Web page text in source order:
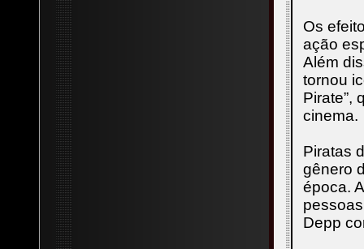
Os
ação
Além
tornou
Pirate”,
cinema.
Piratas
gênero
época.
Depp